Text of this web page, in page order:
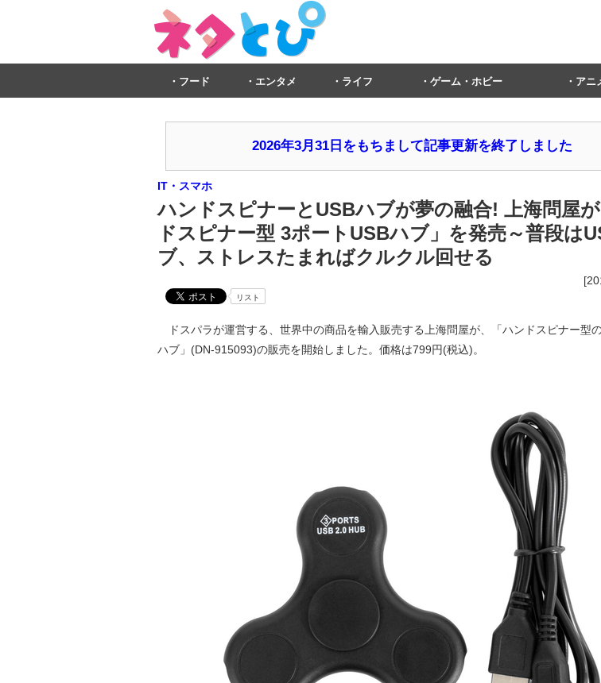
フード エンタメ ライフ ゲーム・ホビー アニ
2026年3月31日をもちまして記事更新を終了しました
IT・スマホ
ハンドスピナーとUSBハブが夢の融合! 上海問屋
ドスピナー型 3ポートUSBハブ」を発売～普段は
ブ、ストレスたまればクルクル回せる
リスト
ドスパラが運営する、世界中の商品を輸入販売する上海問屋が、「ハンドスピナー型
ハブ」(DN-915093)の販売を開始しました。価格は799円(税込)。